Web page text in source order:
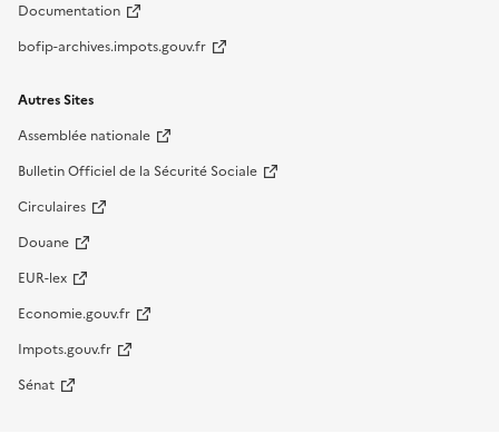
Documentation
bofip-archives.impots.gouv.fr
Autres Sites
Assemblée nationale
Bulletin Officiel de la Sécurité Sociale
Circulaires
Douane
EUR-lex
Economie.gouv.fr
Impots.gouv.fr
Sénat